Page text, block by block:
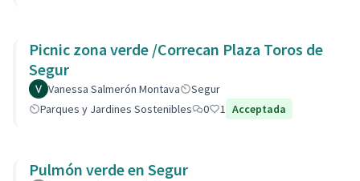
Picnic zona verde /Correcan Plaza Toros de
Segur
Vanessa Salmerón Montava
Segur
Parques y Jardines Sostenibles
0 1 Acceptada
Pulmón verde en Segur